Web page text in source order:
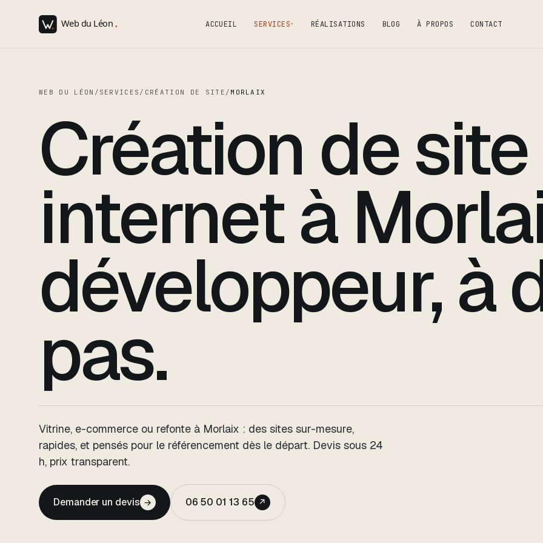
ACCUEIL SERVICES▾ RÉALISATIONS BLOG À PROPOS CONTACT
WEB DU LÉON / SERVICES / CRÉATION DE SITE / MORLAIX
Création de site
internet à
développeur, à
pas.
Vitrine, e-commerce ou refonte à Morlaix : des sites sur-mesure,
rapides, et pensés pour le référencement dès le départ. Devis sous 24
h, prix transparent.
Demander un devis → 06 50 01 13 65 ↗